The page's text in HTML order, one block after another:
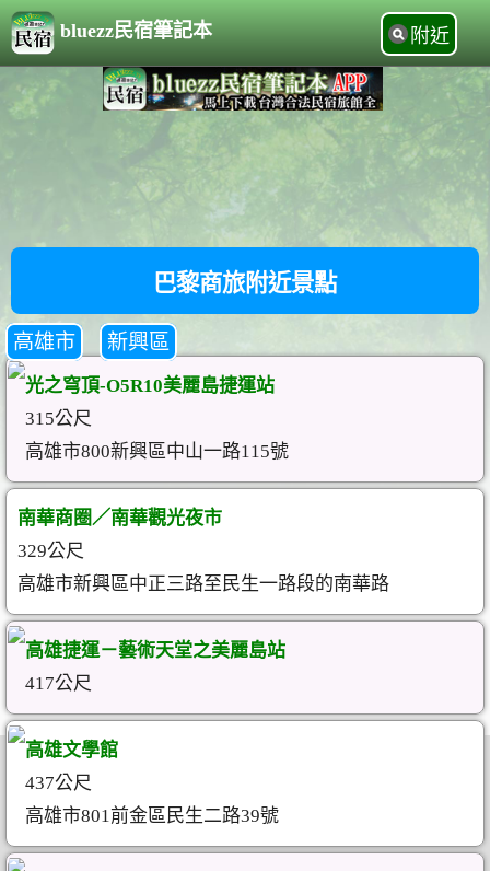
bluezz民宿筆記本 附近
巴黎商旅附近景點
高雄市 新興區
光之穹頂-O5R10美麗島捷運站
315公尺
高雄市800新興區中山一路115號
南華商圈／南華觀光夜市
329公尺
高雄市新興區中正三路至民生一路段的南華路
高雄捷運－藝術天堂之美麗島站
417公尺
高雄文學館
437公尺
高雄市801前金區民生二路39號